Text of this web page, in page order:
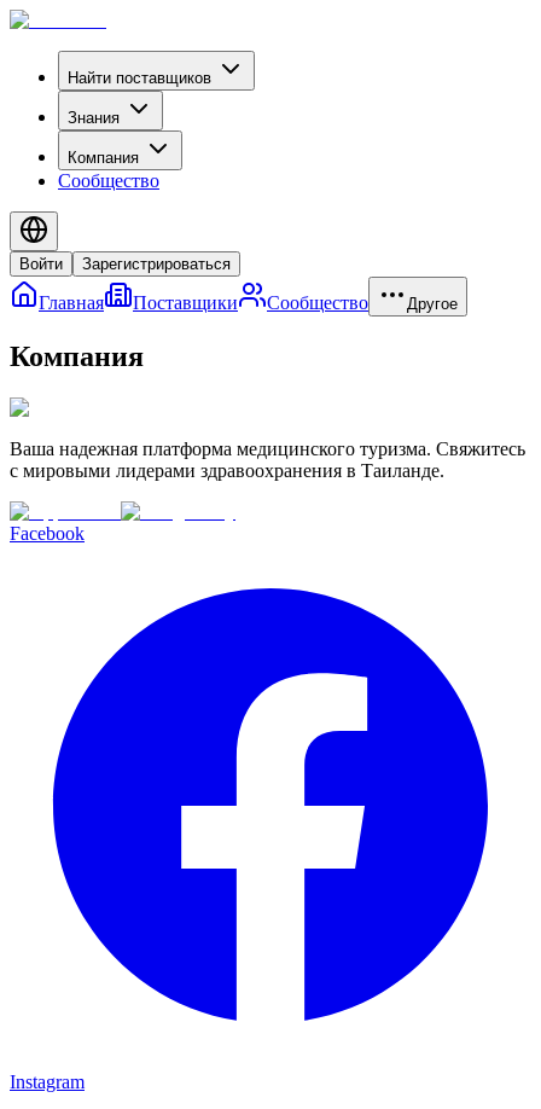
Найти поставщиков
Знания
Компания
Сообщество
Войти Зарегистрироваться
Главная Поставщики Сообщество Другое
Компания
Ваша надежная платформа медицинского туризма. Свяжитесь
с мировыми лидерами здравоохранения в Таиланде.
Facebook
Instagram